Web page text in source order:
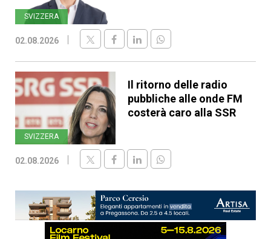
SVIZZERA
02.08.2026
SVIZZERA
Il ritorno delle radio
pubbliche alle onde FM
costerà caro alla SSR
02.08.2026